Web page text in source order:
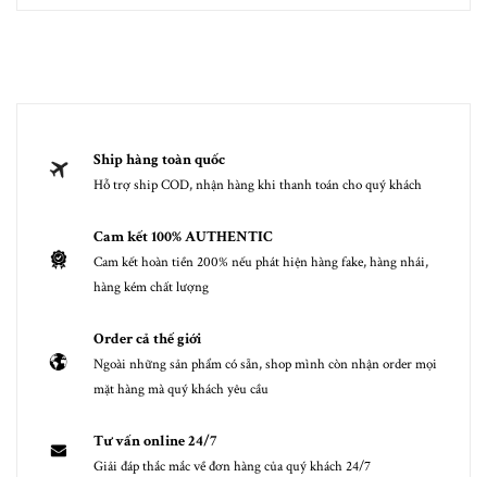
Ship hàng toàn quốc
Hỗ trợ ship COD, nhận hàng khi thanh toán cho quý khách
Cam kết 100% AUTHENTIC
Cam kết hoàn tiền 200% nếu phát hiện hàng fake, hàng nhái,
hàng kém chất lượng
Order cả thế giới
Ngoài những sản phẩm có sẵn, shop mình còn nhận order mọi
mặt hàng mà quý khách yêu cầu
Tư vấn online 24/7
Giải đáp thắc mắc về đơn hàng của quý khách 24/7